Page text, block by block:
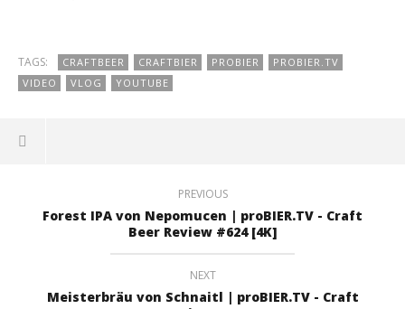
TAGS: CRAFTBEER CRAFTBIER PROBIER
PROBIER.TV
VIDEO
VLOG YOUTUBE
PREVIOUS
Forest IPA von Nepomucen | proBIER.TV - Craft
Beer Review #624 [4K]
NEXT
Meisterbräu von Schnaitl | proBIER.TV - Craft